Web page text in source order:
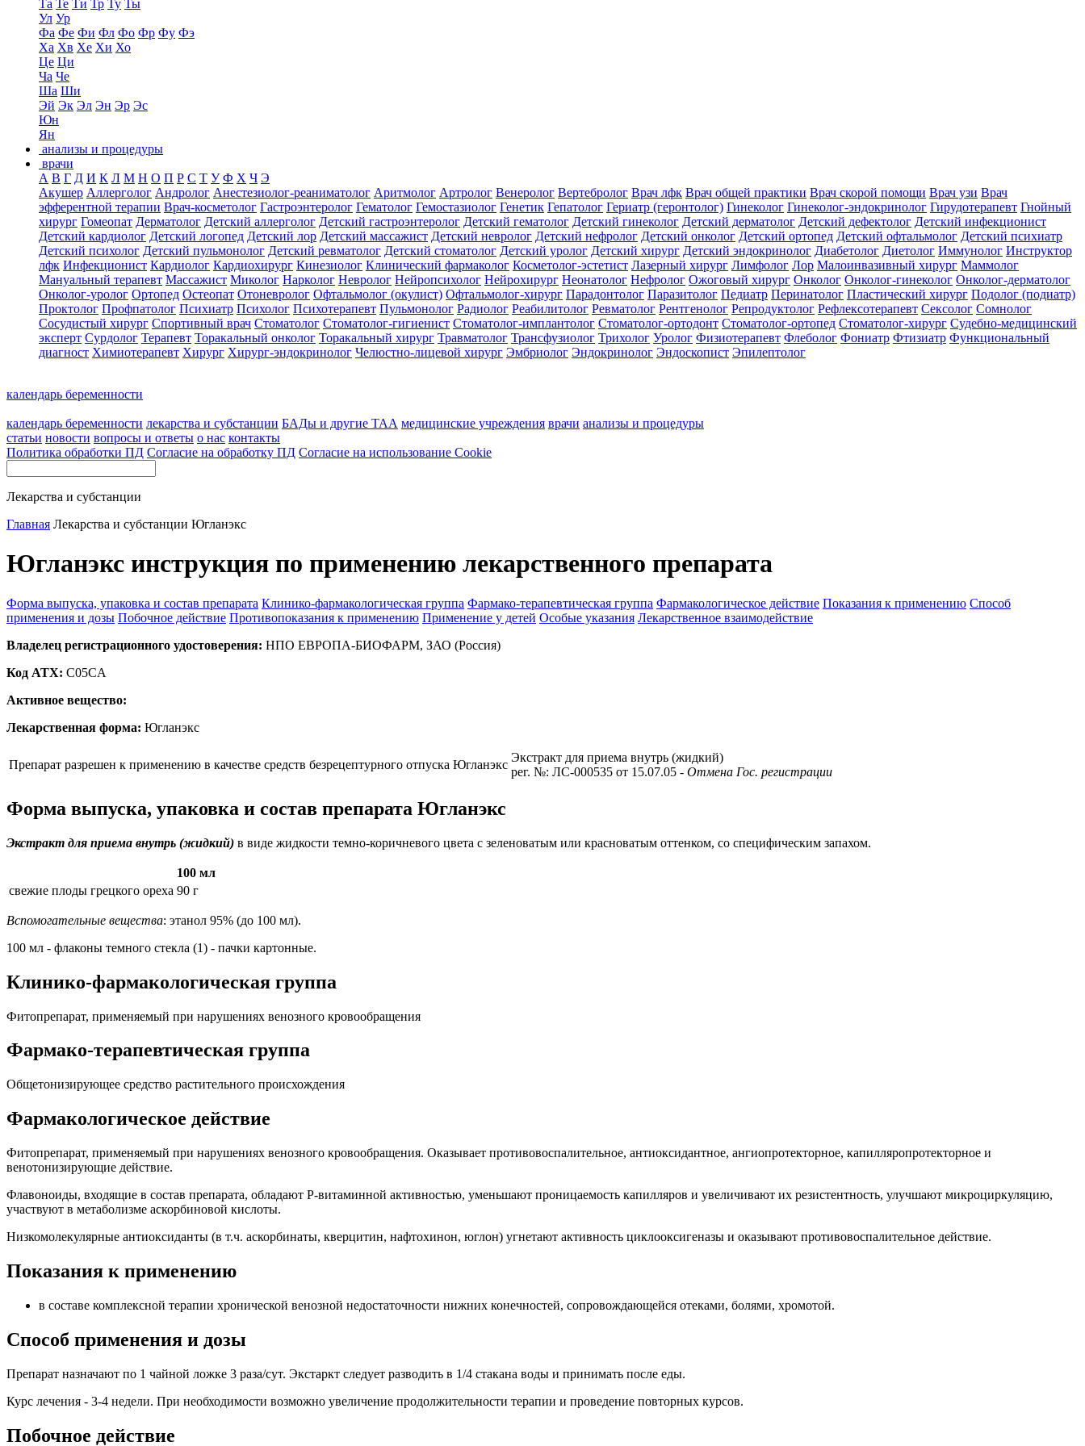
Та Те Ти Тр Ту Ты
Ул Ур
Фа Фе Фи Фл Фо Фр Фу Фэ
Ха Хв Хе Хи Хо
Це Ци
Ча Че
Ша Ши
Эй Эк Эл Эн Эр Эс
Юн
Ян
анализы и процедуры
врачи
А В Г Д И К Л М Н О П Р С Т У Ф Х Ч Э
Акушер Аллерголог Андролог Анестезиолог-реаниматолог Аритмолог Артролог Венеролог Вертебролог Врач лфк Врач общей практики Врач скорой помощи Врач узи Врач
эфферентной терапии Врач-косметолог Гастроэнтеролог Гематолог Гемостазиолог Генетик Гепатолог Гериатр (геронтолог) Гинеколог Гинеколог-эндокринолог Гирудотерапевт Гнойный
хирург Гомеопат Дерматолог Детский аллерголог Детский гастроэнтеролог Детский гематолог Детский гинеколог Детский дерматолог Детский дефектолог Детский инфекционист
Детский кардиолог Детский логопед Детский лор Детский массажист Детский невролог Детский нефролог Детский онколог Детский ортопед Детский офтальмолог Детский психиатр
Детский психолог Детский пульмонолог Детский ревматолог Детский стоматолог Детский уролог Детский хирург Детский эндокринолог Диабетолог Диетолог Иммунолог Инструктор
лфк Инфекционист Кардиолог Кардиохирург Кинезиолог Клинический фармаколог Косметолог-эстетист Лазерный хирург Лимфолог Лор Малоинвазивный хирург Маммолог
Мануальный терапевт Массажист Миколог Нарколог Невролог Нейропсихолог Нейрохирург Неонатолог Нефролог Ожоговый хирург Онколог Онколог-гинеколог Онколог-дерматолог
Онколог-уролог Ортопед Остеопат Отоневролог Офтальмолог (окулист) Офтальмолог-хирург Парадонтолог Паразитолог Педиатр Перинатолог Пластический хирург Подолог (подиатр)
Проктолог Профпатолог Психиатр Психолог Психотерапевт Пульмонолог Радиолог Реабилитолог Ревматолог Рентгенолог Репродуктолог Рефлексотерапевт Сексолог Сомнолог
Сосудистый хирург Спортивный врач Стоматолог Стоматолог-гигиенист Стоматолог-имплантолог Стоматолог-ортодонт Стоматолог-ортопед Стоматолог-хирург Судебно-медицинский
эксперт Сурдолог Терапевт Торакальный онколог Торакальный хирург Травматолог Трансфузиолог Трихолог Уролог Физиотерапевт Флеболог Фониатр Фтизиатр Функциональный
диагност Химиотерапевт Хирург Хирург-эндокринолог Челюстно-лицевой хирург Эмбриолог Эндокринолог Эндоскопист Эпилептолог
календарь беременности
календарь беременности лекарства и субстанции БАДы и другие ТАА медицинские учреждения врачи анализы и процедуры
статьи новости вопросы и ответы о нас контакты
Политика обработки ПД Согласие на обработку ПД Согласие на использование Cookie
Лекарства и субстанции
Главная Лекарства и субстанции Югланэкс
Югланэкс инструкция по применению лекарственного препарата
Форма выпуска, упаковка и состав препарата Клинико-фармакологическая группа Фармако-терапевтическая группа Фармакологическое действие Показания к применению Способ
применения и дозы Побочное действие Противопоказания к применению Применение у детей Особые указания Лекарственное взаимодействие
Владелец регистрационного удостоверения: НПО ЕВРОПА-БИОФАРМ, ЗАО (Россия)
Код ATX: C05CA
Активное вещество:
Лекарственная форма: Югланэкс
Препарат разрешен к применению в качестве средств безрецептурного отпуска Югланэкс
Экстракт для приема внутрь (жидкий)
рег. №: ЛС-000535 от 15.07.05 - Отмена Гос. регистрации
Форма выпуска, упаковка и состав препарата Югланэкс
Экстракт для приема внутрь (жидкий) в виде жидкости темно-коричневого цвета с зеленоватым или красноватым оттенком, со специфическим запахом.
100 мл
свежие плоды грецкого ореха 90 г
Вспомогательные вещества: этанол 95% (до 100 мл).
100 мл - флаконы темного стекла (1) - пачки картонные.
Клинико-фармакологическая группа
Фитопрепарат, применяемый при нарушениях венозного кровообращения
Фармако-терапевтическая группа
Общетонизирующее средство растительного происхождения
Фармакологическое действие
Фитопрепарат, применяемый при нарушениях венозного кровообращения. Оказывает противовоспалительное, антиоксидантное, ангиопротекторное, капилляропротекторное и
венотонизирующие действие.
Флавоноиды, входящие в состав препарата, обладают Р-витаминной активностью, уменьшают проницаемость капилляров и увеличивают их резистентность, улучшают микроциркуляцию,
участвуют в метаболизме аскорбиновой кислоты.
Низкомолекулярные антиоксиданты (в т.ч. аскорбинаты, кверцитин, нафтохинон, юглон) угнетают активность циклооксигеназы и оказывают противовоспалительное действие.
Показания к применению
в составе комплексной терапии хронической венозной недостаточности нижних конечностей, сопровождающейся отеками, болями, хромотой.
Способ применения и дозы
Препарат назначают по 1 чайной ложке 3 раза/сут. Экстаркт следует разводить в 1/4 стакана воды и принимать после еды.
Курс лечения - 3-4 недели. При необходимости возможно увеличение продолжительности терапии и проведение повторных курсов.
Побочное действие